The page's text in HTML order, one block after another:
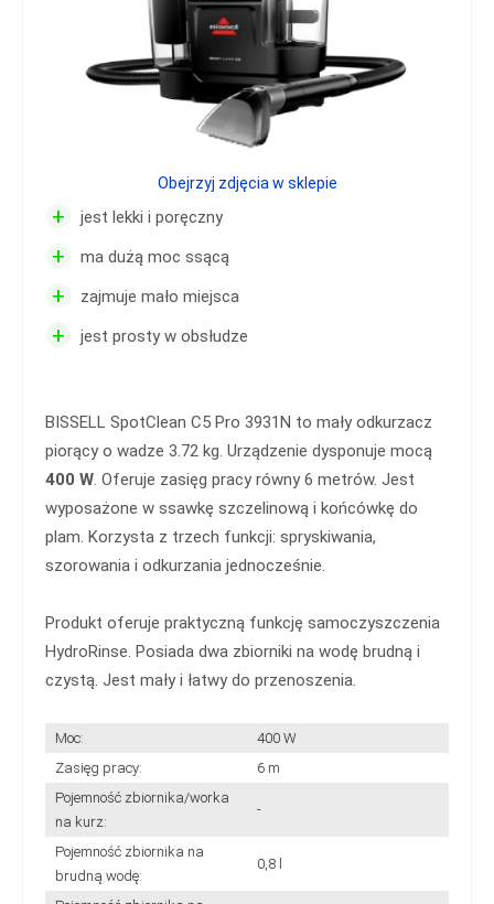
+ jest lekki i poręczny
+ ma dużą moc ssącą
+ zajmuje mało miejsca
+ jest prosty w obsłudze
BISSELL SpotClean C5 Pro 3931N to mały odkurzacz
piorący o wadze 3.72 kg. Urządzenie dysponuje mocą
400 W. Oferuje zasięg pracy równy 6 metrów. Jest
wyposażone w ssawkę szczelinową i końcówkę do
plam. Korzysta z trzech funkcji: spryskiwania,
szorowania i odkurzania jednocześnie.
Produkt oferuje praktyczną funkcję samoczyszczenia
HydroRinse. Posiada dwa zbiorniki na wodę brudną i
czystą. Jest mały i łatwy do przenoszenia.
Moc:
400 W
Zasięg pracy:
6 m
Pojemność zbiornika/worka
na kurz:
-
Pojemność zbiornika na
brudną wodę:
0,8 l
Obejrzyj zdjęcia w sklepie